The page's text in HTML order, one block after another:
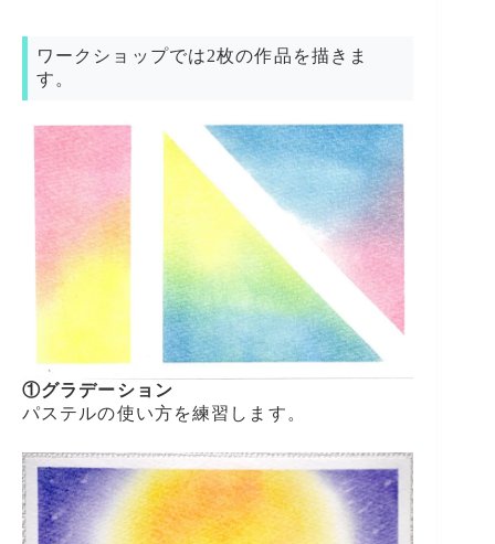
ワークショップでは2枚の作品を描きま
す。
①グラデーション
パステルの使い方を練習します。